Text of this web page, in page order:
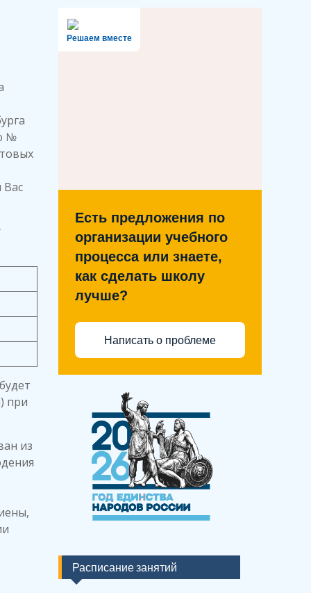
№
Вас
при
из
Решаем вместе
Есть предложения по
организации учебного
процесса или знаете,
как сделать школу
лучше?
Написать о проблеме
Расписание занятий